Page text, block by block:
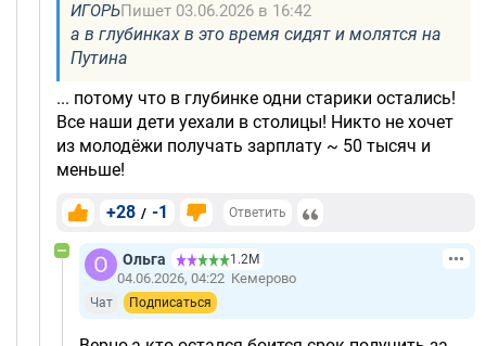
ИГОРЬПишет 03.06.2026 в 16:42
а в глубинках в это время сидят и молятся на
Путина
... потому что в глубинке одни старики остались!
Все наши дети уехали в столицы! Никто не хочет
из молодёжи получать зарплату ~ 50 тысяч и
меньше!
+28 / -1 Ответить
Ольга 1.2М
04.06.2026, 04:22 Кемерово
Чат Подписаться